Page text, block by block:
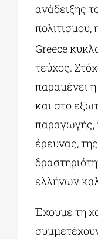
ανάδειξης
Greece
τεύχος.
παραμένει
και στο
παραγωγής,
έρευνας,
ελλήνων
Έχουμε τη